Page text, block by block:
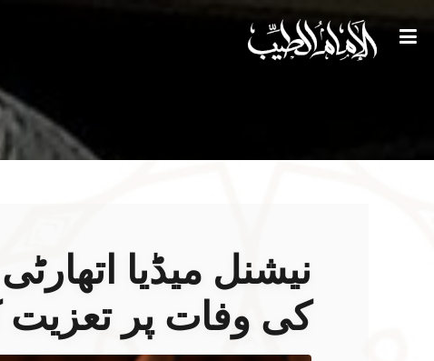
نیشنل میڈیا
کی وفات پر تعزیت